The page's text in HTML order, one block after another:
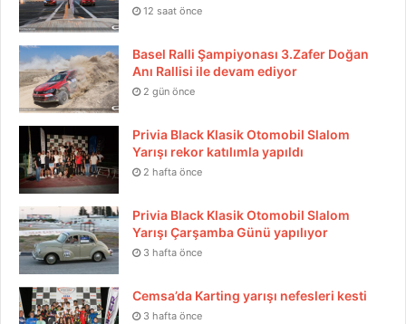
12 saat önce
Basel Ralli Şampiyonası 3.Zafer Doğan
Anı Rallisi ile devam ediyor
2 gün önce
Privia Black Klasik Otomobil Slalom
Yarışı rekor katılımla yapıldı
2 hafta önce
Privia Black Klasik Otomobil Slalom
Yarışı Çarşamba Günü yapılıyor
3 hafta önce
Cemsa’da Karting yarışı nefesleri kesti
3 hafta önce